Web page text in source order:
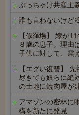
ぶっちゃけ共産主
誰も言わないけど
【修羅場】 嫁が
８歳の息子。理由
子供に対して、震
【エグい復讐】
尽きても奴らに絶
の土地に焼肉屋が
アマゾンの密林に
構を新たに発見